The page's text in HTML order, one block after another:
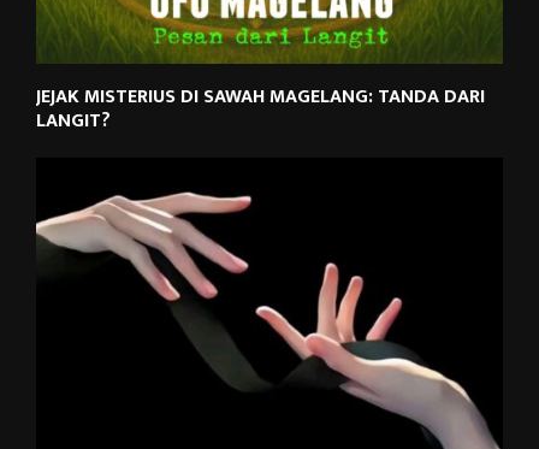
JEJAK MISTERIUS DI SAWAH MAGELANG: TANDA DARI
LANGIT?